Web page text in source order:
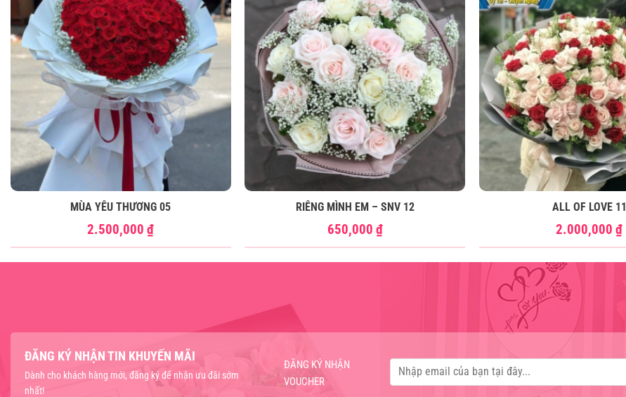
MÙA YÊU THƯƠNG 05
2.500,000₫
RIÊNG MÌNH EM – SNV 12
650,000 ₫
ALL OF LOVE 11
2.000,000₫
ĐĂNG KÝ NHẬN TIN KHUYẾN MÃI
Dành cho khách hàng mới, đăng ký để nhận ưu đãi sớm
nhất!
ĐĂNG KÝ NHẬN
VOUCHER